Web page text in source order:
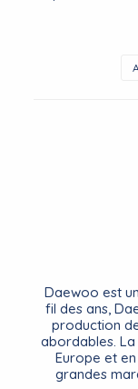
Daewoo est
fil des ans,
production
abordables.
Europe et
grandes